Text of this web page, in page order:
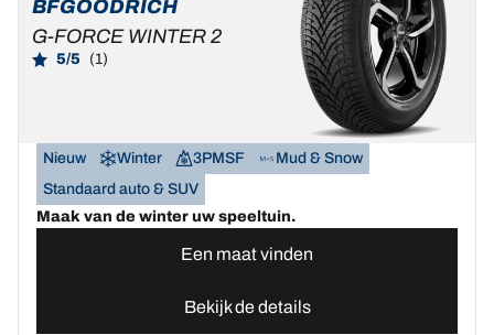
BFGOODRICH
G-FORCE WINTER 2
5/5 (1)
Nieuw Winter 3PMSF
Mud & Snow
Standaard auto & SUV
Maak van de winter uw speeltuin.
Een maat vinden
Bekijk de details